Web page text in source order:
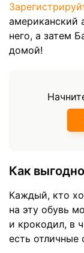
американский
него, а затем
домой!
Как
Каждый, кто
на эту обувь
и крокодил, в
есть отличные